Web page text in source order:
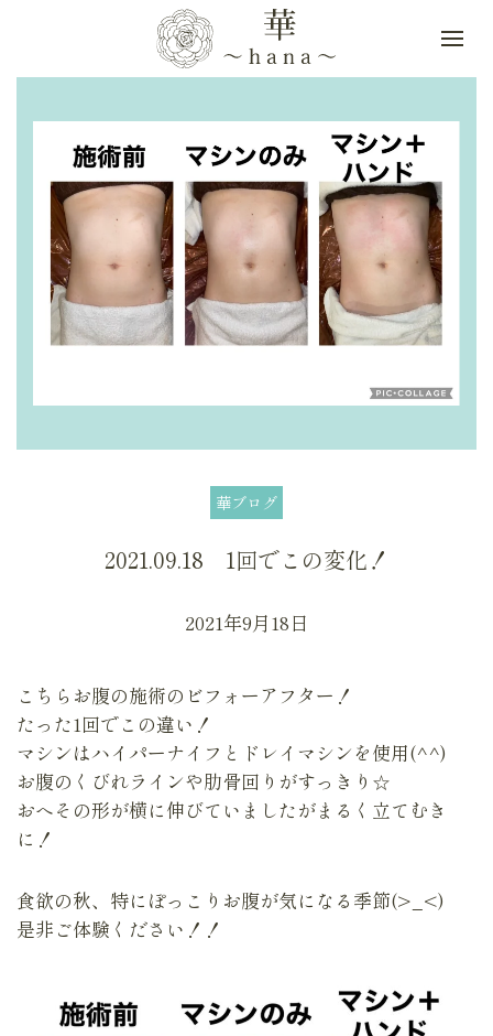
Skip to main content
華ブログ
2021.09.18 1回でこの変化！
2021年9月18日
こちらお腹の施術のビフォーアフター！
たった1回でこの違い！
マシンはハイパーナイフとドレイマシンを使用(^^)
お腹のくびれラインや肋骨回りがすっきり☆
おへその形が横に伸びていましたがまるく立てむき
に！
食欲の秋、特にぽっこりお腹が気になる季節(>_<)
是非ご体験ください！！